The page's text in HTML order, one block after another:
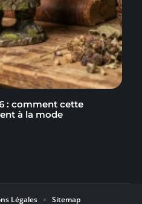
: comment cette
à la mode
Légales Sitemap